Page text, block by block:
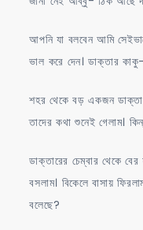
আপনি যা বলবেন আমি
ভাল করে দেন। ডাক্তার
শহর থেকে বড় একজন
তাদের কথা শুনেই গেলাম।
ডাক্তারের চেম্বার থেকে
বসলাম। বিকেলে বাসায়
বলেছে?